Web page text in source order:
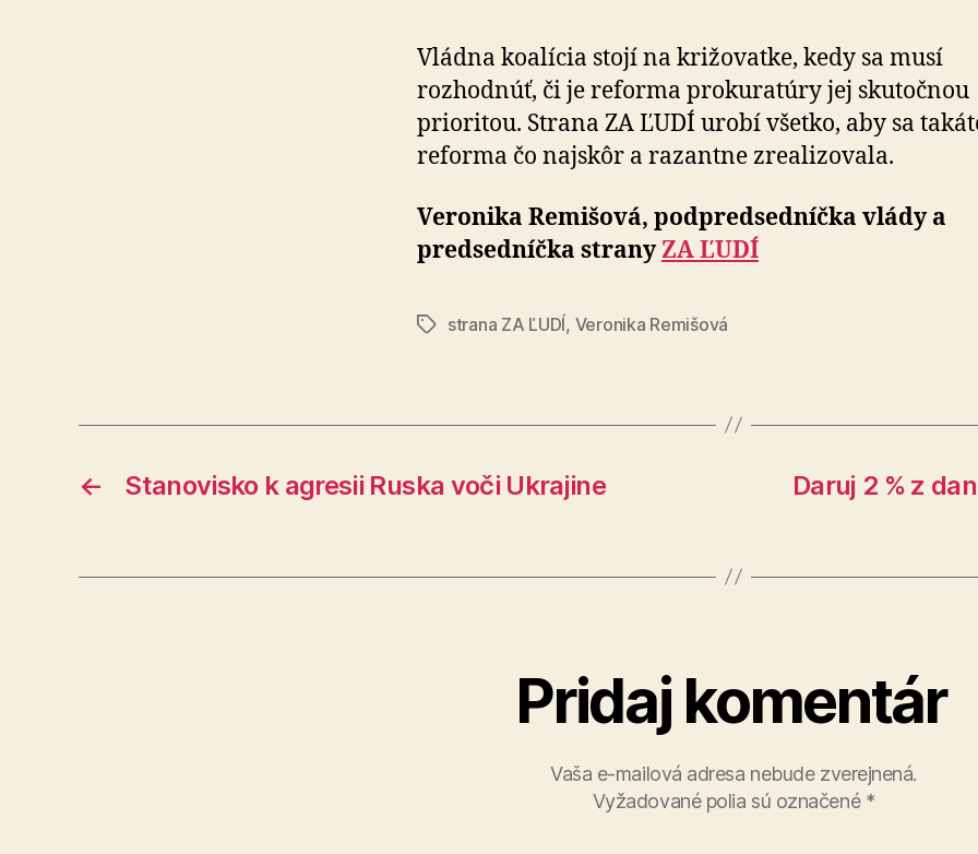
Vládna koalícia stojí na križovatke, kedy sa musí
rozhodnúť, či je reforma prokuratúry jej skutočnou
prioritou. Strana ZA ĽUDÍ urobí všetko, aby sa
reforma čo najskôr a razantne zrealizovala.
Veronika Remišová, podpredsedníčka vlády a
predsedníčka stranyZA ĽUDÍ
Značkystrana ZA ĽUDÍ, Veronika Remišová
← Stanovisko k agresii Ruska voči Ukrajine
Daruj 2 % z
Pridaj komentár
Vaša e-mailová adresa nebude zverejnená.
Vyžadované polia sú označené *